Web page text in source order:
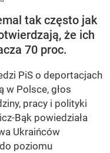
tak często jak
że ich
70 proc.
PiS o deportacjach
w Polsce, głos
pracy i polityki
Bąk powiedziała
Ukraińców
poziomu